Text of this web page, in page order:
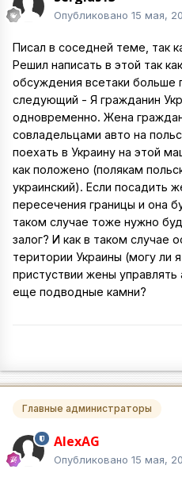
Опубликовано 15 мая,
Писал в соседней теме, так
Решил написать в этой так
обсуждения всетаки больше
следующий - Я гражданин
одновременно. Жена
совладельцами авто на
поехать в Украину на этой
как положено (полякам
украинский). Если посадить
пересечения границы и она
таком случае тоже нужно
залог? И как в таком случае
територии Украины (могу ли
пристуствии жены
еще подводные камни?
Главные администраторы
AlexAG
Опубликовано 15 мая,